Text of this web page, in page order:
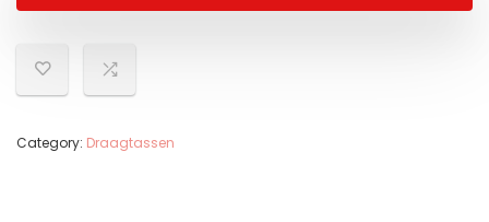
Category: Draagtassen